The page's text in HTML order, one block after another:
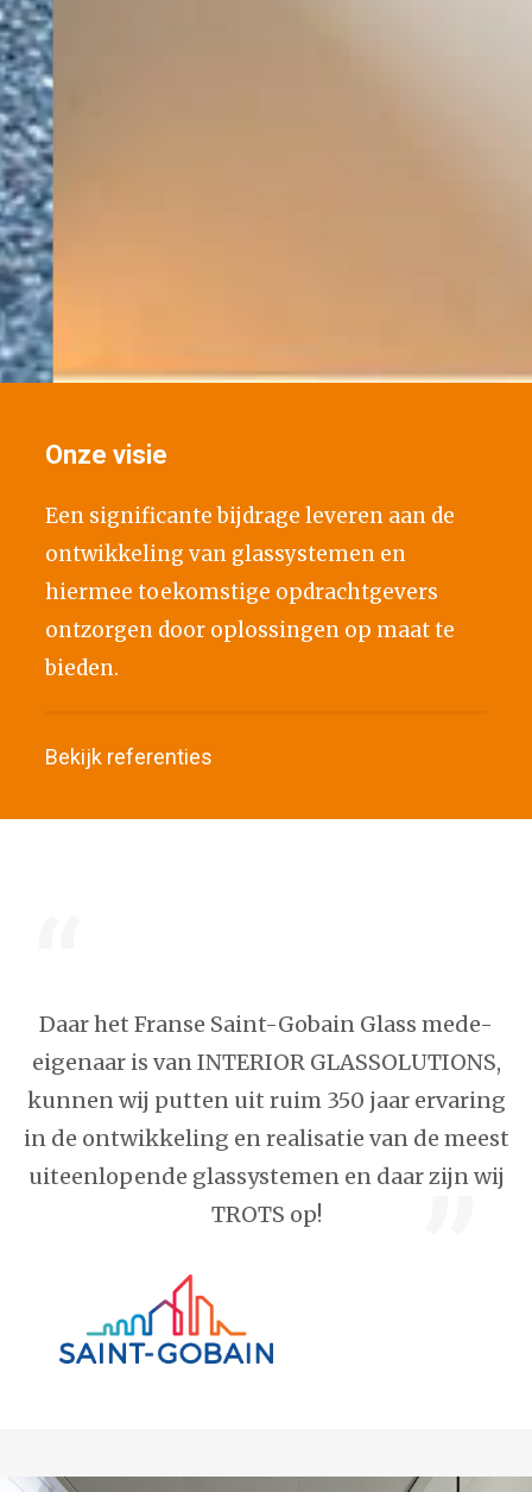
Onze visie
Een significante bijdrage leveren aan de
ontwikkeling van glassystemen en
hiermee toekomstige opdrachtgevers
ontzorgen door oplossingen op maat te
bieden.
Bekijk referenties
Daar het Franse Saint-Gobain Glass mede-
eigenaar is van INTERIOR GLASSOLUTIONS,
kunnen wij putten uit ruim 350 jaar ervaring
in de ontwikkeling en realisatie van de meest
uiteenlopende glassystemen en daar zijn wij
TROTS op!